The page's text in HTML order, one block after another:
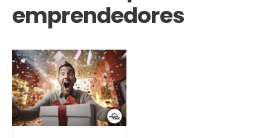
emprendedores